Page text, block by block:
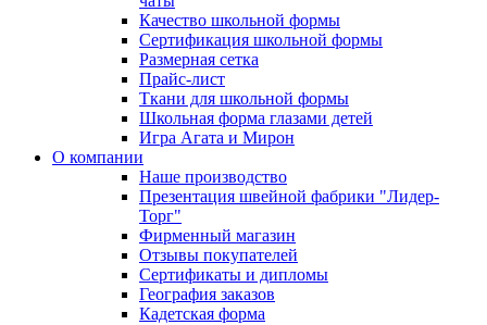
Качество школьной формы
Сертификация школьной формы
Размерная сетка
Прайс-лист
Ткани для школьной формы
Школьная форма глазами детей
Игра Агата и Мирон
О компании
Наше производство
Презентация швейной фабрики "Лидер-
Торг"
Фирменный магазин
Отзывы покупателей
Сертификаты и дипломы
География заказов
Кадетская форма